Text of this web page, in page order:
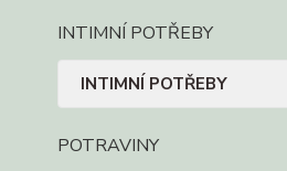
INTIMNÍ POTŘEBY
INTIMNÍ POTŘEBY
POTRAVINY